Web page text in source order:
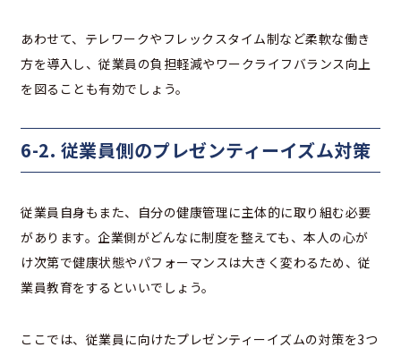
あわせて、テレワークやフレックスタイム制など柔軟な働き
方を導入し、従業員の負担軽減やワークライフバランス向上
を図ることも有効でしょう。
6-2. 従業員側のプレゼンティーイズム対策
従業員自身もまた、自分の健康管理に主体的に取り組む必要
があります。企業側がどんなに制度を整えても、本人の心が
け次第で健康状態やパフォーマンスは大きく変わるため、従
業員教育をするといいでしょう。
ここでは、従業員に向けたプレゼンティーイズムの対策を3つ